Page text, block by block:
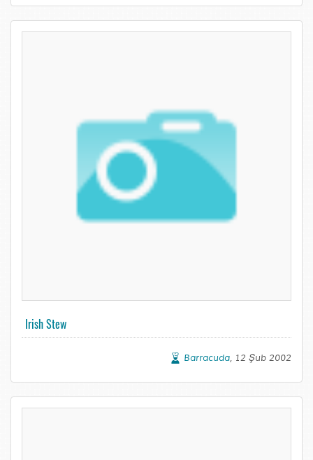
Irish Stew
Barracuda, 12 Şub 2002